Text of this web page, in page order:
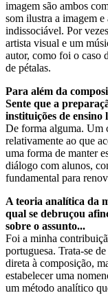
imagem são ambos
som ilustra a imagem
indissociável. Por
artista visual e um
autor, como foi o caso
de pétalas.
Para além da
Sente que a
instituições de
De forma alguma. Um
relativamente ao que
uma forma de manter
diálogo com alunos,
fundamental para
A teoria analítica da
qual se debruçou
sobre o assunto...
Foi a minha
portuguesa. Trata-se
direta à composição,
estabelecer uma
um método analítico